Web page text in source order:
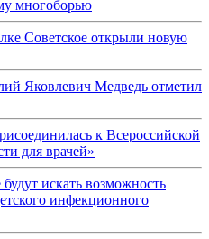
многоборью
Советское открыли новую
Яковлевич Медведь отметил
к Всероссийской
для врачей»
искать возможность
инфекционного